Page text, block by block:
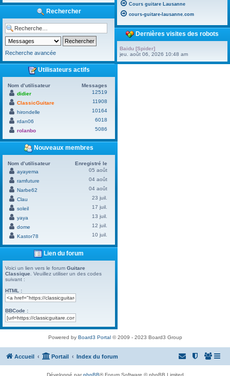
Rechercher
Recherche avancée
Utilisateurs actifs
Nom d’utilisateur
Messages
didier
12519
ClassicGuitare
11908
hirondelle
10164
rdan06
6018
rolanbo
5086
Nouveaux membres
Nom d’utilisateur
Enregistré le
ayayema
05 août
ramfuture
04 août
Narbe62
04 août
Clau
23 juil.
soleil
17 juil.
yaya
13 juil.
dome
12 juil.
Kastor78
10 juil.
Lien du forum
Voici un lien vers le forum Guitare
Classique . Veuillez utiliser un des codes
suivant :
HTML :
BBCode :
Cours guitare Lausanne
cours-guitare-lausanne.com
Dernières visites des robots
Baidu [Spider]
jeu. août 06, 2026 10:48 am
Powered by Board3 Portal© 2009 - 2023 Board3 Group
Accueil Portail Index du forum
Développé parphpBB® Forum Software © phpBB Limited